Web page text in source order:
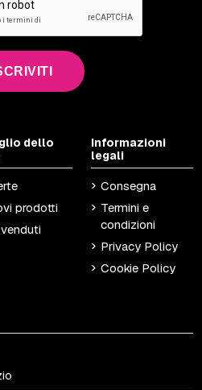
dello
prodotti
Informazioni
legali
Consegna
Termini e
condizioni
Privacy Policy
Cookie Policy